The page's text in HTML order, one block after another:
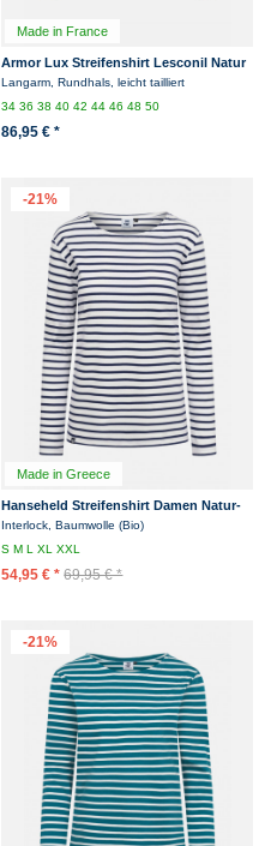
Made in France
Armor Lux Streifenshirt Lesconil Natur
Dunkelblau Gestreift Damen Mariniere
Langarm, Rundhals, leicht tailliert
343638404244464850
86,95 € *
-21%
Made in Greece
Hanseheld Streifenshirt Damen Natur-
Marine Langarm Weiß Blau GOTS
Organic
Interlock, Baumwolle (Bio)
SMLXLXXL
54,95 € * 69,95 € *
-21%